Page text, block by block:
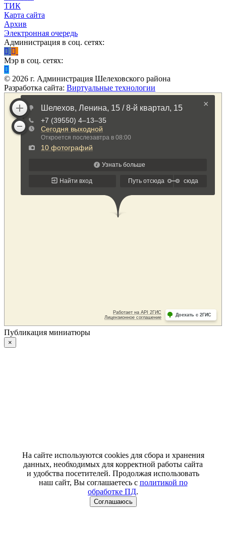
ТИК
Карта сайта
Архив
Электронная очередь
Администрация в соц. сетях:
Мэр в соц. сетях:
© 2026 г. Администрация Шелеховского района
Разработка сайта: Виртуальные технологии
Публикация миниатюры
×
На сайте используются cookies для сбора и хранения
данных, необходимых для корректной работы сайта
и удобства посетителей. Продолжая использовать
наш сайт, Вы соглашаетесь с политикой по
обработке ПД.
Соглашаюсь